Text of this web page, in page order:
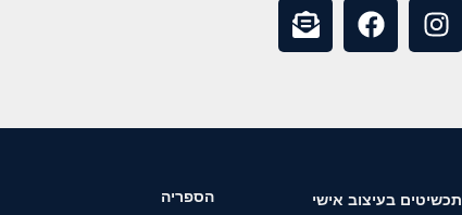
תכשיטים בעיצוב אישי
הספריה